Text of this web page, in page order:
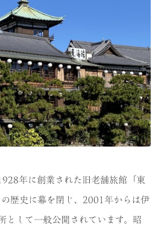
年に創業された旧老舗旅館「東
歴史に幕を閉じ、2001年からは伊
として一般公開されています。昭